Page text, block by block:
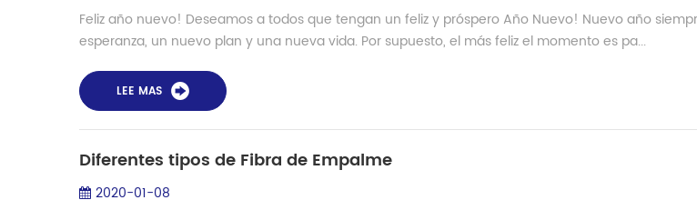
Feliz año nuevo! Deseamos a todos que tengan un feliz y próspero Año Nuevo! Nuevo año
esperanza, un nuevo plan y una nueva vida. Por supuesto, el más feliz el momento es pa...
LEE MAS
Diferentes tipos de Fibra de Empalme
2020-01-08